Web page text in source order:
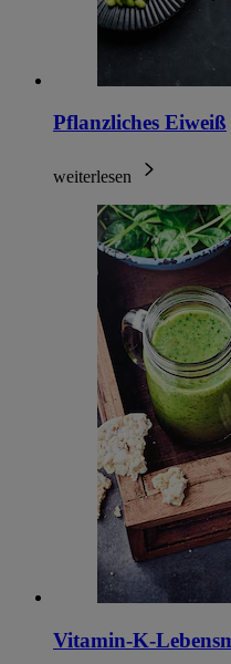
Pflanzliches Eiweiß
weiterlesen
Vitamin-K-